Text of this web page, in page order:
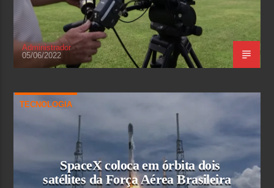
Administrador
05/06/2022
TECNOLOGIA
SpaceX coloca em órbita dois
satélites da Força Aérea Brasileira